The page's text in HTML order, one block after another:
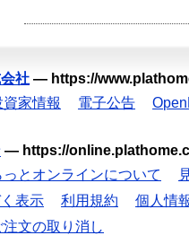
社 — https://
家情報 電子公告
— https://
っとオンラインについて
表示
利用規約 個人情
注文の取り消し